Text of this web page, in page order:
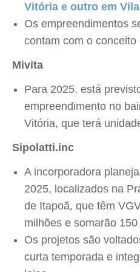
Vitória e outro em
Os empreendimentos
contam com o conceito
Mivita
Para 2025, está
empreendimento no
Vitória, que terá
Sipolatti.inc
A incorporadora
2025, localizados na
de Itapoã, que têm
milhões e somarão
Os projetos são
curta temporada e